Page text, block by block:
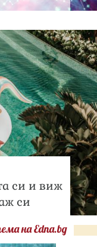
си и виж
си
на Edna.bg